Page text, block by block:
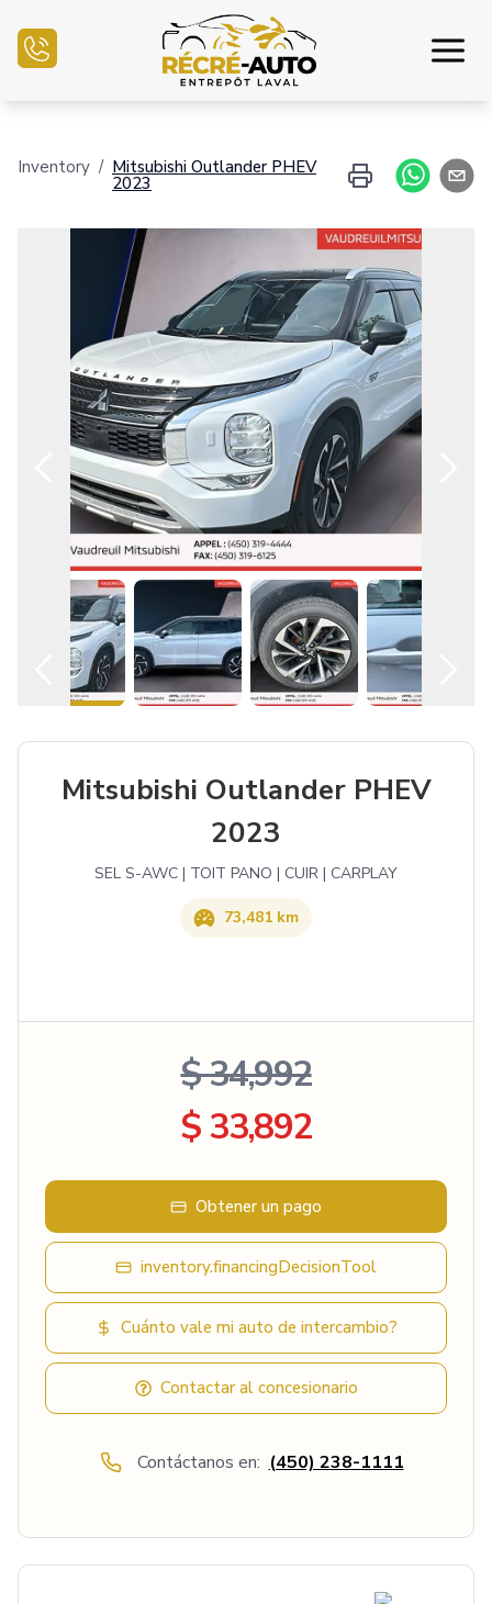
Inicio
Financiamiento
Vender mi auto
Centro mecánico
Contáctenos
Español
Inventory / Mitsubishi Outlander PHEV
2023
Mitsubishi Outlander PHEV
2023
SEL S-AWC | TOIT PANO | CUIR | CARPLAY
73,481 km
$ 34,992
$ 33,892
Obtener un pago
inventory.financingDecisionTool
Cuánto vale mi auto de intercambio?
Contactar al concesionario
Contáctanos en: (450) 238-1111